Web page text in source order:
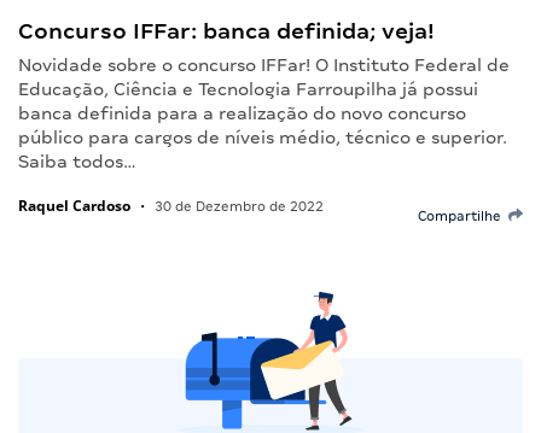
Concurso IFFar: banca definida; veja!
Novidade sobre o concurso IFFar! O Instituto Federal de
Educação, Ciência e Tecnologia Farroupilha já possui
banca definida para a realização do novo concurso
público para cargos de níveis médio, técnico e superior.
Saiba todos…
Raquel Cardoso • 30 de Dezembro de 2022
Compartilhe